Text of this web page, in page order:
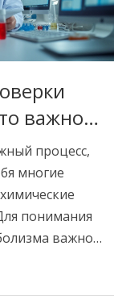
важно
процесс,
многие
понимания
важно